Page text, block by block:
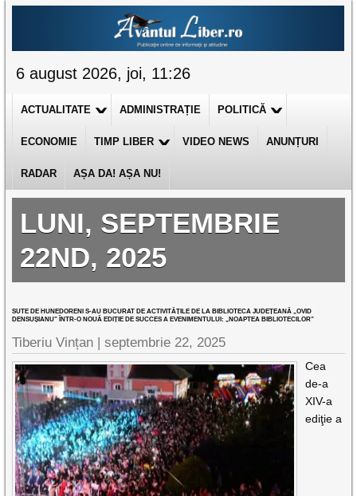
6 august 2026, joi, 11:26
ACTUALITATE ADMINISTRAȚIE POLITICĂ
ECONOMIE TIMP LIBER VIDEO NEWS ANUNȚURI
RADAR AȘA DA! AȘA NU!
LUNI, SEPTEMBRIE
22ND, 2025
SUTE DE HUNEDORENI S-AU BUCURAT DE ACTIVITĂȚILE DE LA BIBLIOTECA JUDEȚEANĂ „OVID
DENSUȘIANU” ÎNTR-O NOUĂ EDIȚIE DE SUCCES A EVENIMENTULUI: „NOAPTEA BIBLIOTECILOR”
Tiberiu Vințan |septembrie 22, 2025
Cea
de-a
XIV-a
ediţie a